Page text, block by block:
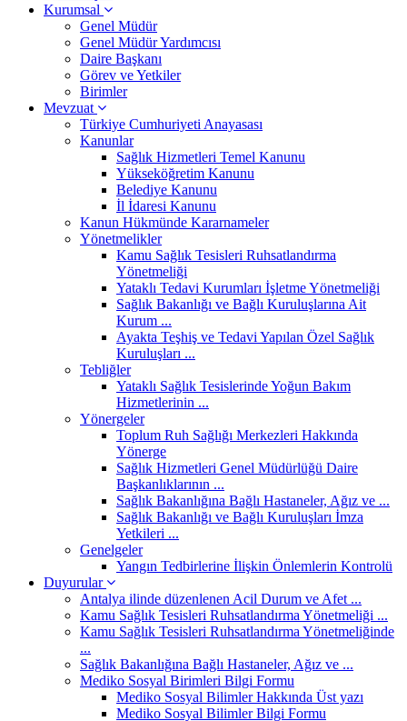
Kurumsal
Genel Müdür
Genel Müdür Yardımcısı
Daire Başkanı
Görev ve Yetkiler
Birimler
Mevzuat
Türkiye Cumhuriyeti Anayasası
Kanunlar
Sağlık Hizmetleri Temel Kanunu
Yükseköğretim Kanunu
Belediye Kanunu
İl İdaresi Kanunu
Kanun Hükmünde Kararnameler
Yönetmelikler
Kamu Sağlık Tesisleri Ruhsatlandırma
Yönetmeliği
Yataklı Tedavi Kurumları İşletme Yönetmeliği
Sağlık Bakanlığı ve Bağlı Kuruluşlarına Ait
Kurum ...
Ayakta Teşhiş ve Tedavi Yapılan Özel Sağlık
Kuruluşları ...
Tebliğler
Yataklı Sağlık Tesislerinde Yoğun Bakım
Hizmetlerinin ...
Yönergeler
Toplum Ruh Sağlığı Merkezleri Hakkında
Yönerge
Sağlık Hizmetleri Genel Müdürlüğü Daire
Başkanlıklarının ...
Sağlık Bakanlığına Bağlı Hastaneler, Ağız ve ...
Sağlık Bakanlığı ve Bağlı Kuruluşları İmza
Yetkileri ...
Genelgeler
Yangın Tedbirlerine İlişkin Önlemlerin Kontrolü
Duyurular
Antalya ilinde düzenlenen Acil Durum ve Afet ...
Kamu Sağlık Tesisleri Ruhsatlandırma Yönetmeliği ...
Kamu Sağlık Tesisleri Ruhsatlandırma Yönetmeliğinde
...
Sağlık Bakanlığına Bağlı Hastaneler, Ağız ve ...
Mediko Sosyal Birimleri Bilgi Formu
Mediko Sosyal Bilimler Hakkında Üst yazı
Mediko Sosyal Bilimler Bilgi Formu